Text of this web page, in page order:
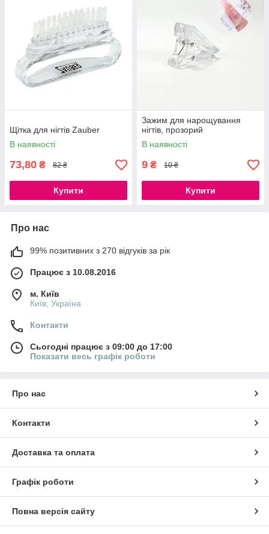
Щітка для нігтів Zauber
В наявності
73,80 ₴ 82 ₴
Купити
Зажим для нарощування
нігтів, прозорий
В наявності
9 ₴ 10 ₴
Купити
Про нас
99% позитивних з 270 відгуків за рік
Працює з 10.08.2016
м. Київ
Київ, Україна
Контакти
Сьогодні працює з 09:00 до 17:00
Показати весь графік роботи
Про нас
Контакти
Доставка та оплата
Графік роботи
Повна версія сайту